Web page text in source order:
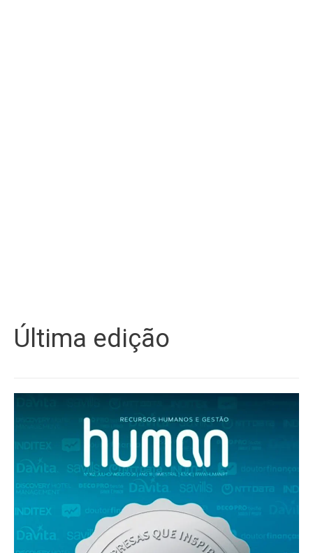
Última edição